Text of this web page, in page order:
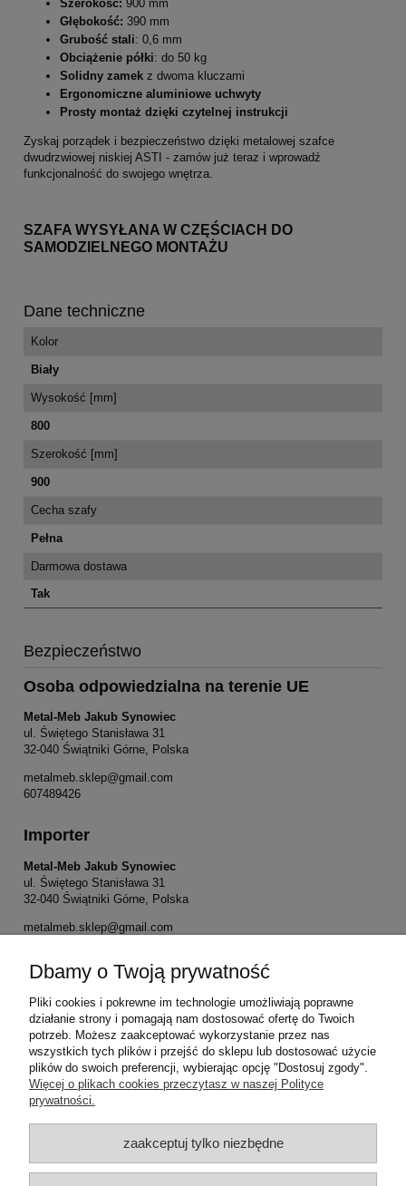
Szerokość: 900 mm
Głębokość: 390 mm
Grubość stali: 0,6 mm
Obciążenie półki: do 50 kg
Solidny zamek z dwoma kluczami
Ergonomiczne aluminiowe uchwyty
Prosty montaż dzięki czytelnej instrukcji
Zyskaj porządek i bezpieczeństwo dzięki metalowej szafce
dwudrzwiowej niskiej ASTI - zamów już teraz i wprowadź
funkcjonalność do swojego wnętrza.
SZAFA WYSYŁANA W CZĘŚCIACH DO
SAMODZIELNEGO MONTAŻU
Dane techniczne
Kolor
Biały
Wysokość [mm]
800
Szerokość [mm]
900
Cecha szafy
Pełna
Darmowa dostawa
Tak
Bezpieczeństwo
Osoba odpowiedzialna na terenie UE
Metal-Meb Jakub Synowiec
ul. Świętego Stanisława 31
32-040 Świątniki Górne, Polska
metalmeb.sklep@gmail.com
607489426
Importer
Metal-Meb Jakub Synowiec
ul. Świętego Stanisława 31
32-040 Świątniki Górne, Polska
metalmeb.sklep@gmail.com
Pomoc
Moje konto
Informacje
Dbamy o Twoją prywatność
Pliki cookies i pokrewne im technologie umożliwiają poprawne
działanie strony i pomagają nam dostosować ofertę do Twoich
potrzeb. Możesz zaakceptować wykorzystanie przez nas
wszystkich tych plików i przejść do sklepu lub dostosować użycie
plików do swoich preferencji, wybierając opcję "Dostosuj zgody".
Więcej o plikach cookies przeczytasz w naszej Polityce
prywatności.
zaakceptuj tylko niezbędne